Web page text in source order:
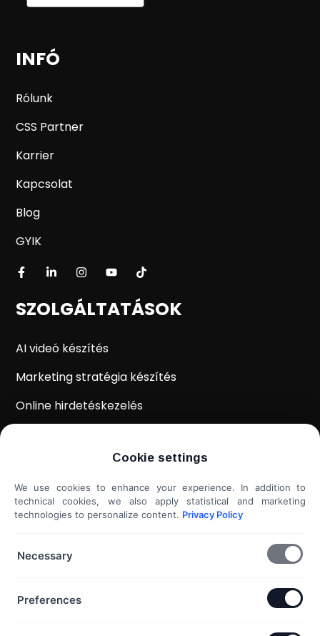
INFÓ
Rólunk
CSS Partner
Karrier
Kapcsolat
Blog
GYIK
SZOLGÁLTATÁSOK
AI videó készítés
Marketing stratégia készítés
Online hirdetéskezelés
Weboldal kiértékelés
Shoprenter / Unas webshop készítés
Hideg e-mail megkeresés
További szolgáltatások...
Cookie settings
We use cookies to enhance your experience. In addition to
technical cookies, we also apply statistical and marketing
technologies to personalize content. Privacy Policy
Necessary
Preferences